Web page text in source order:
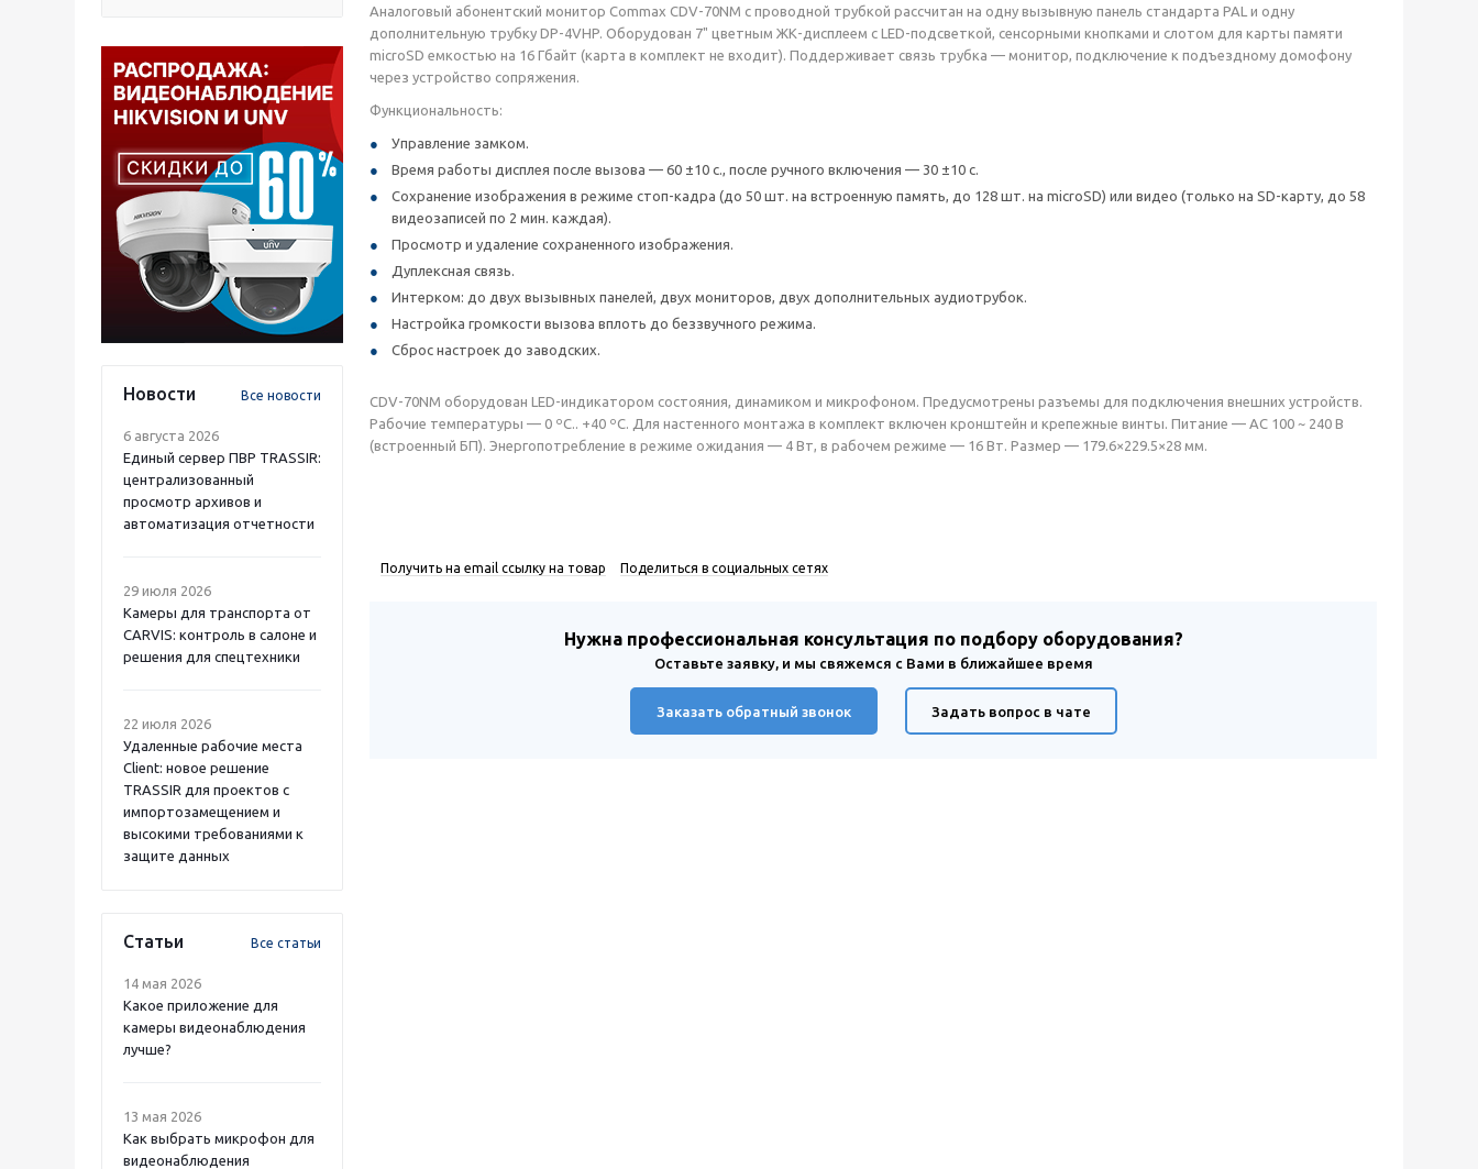
Новости Все новости
6 августа 2026
Единый сервер ПВР TRASSIR:
централизованный
просмотр архивов и
автоматизация отчетности
29 июля 2026
Камеры для транспорта от
CARVIS: контроль в салоне и
решения для спецтехники
22 июля 2026
Удаленные рабочие места
Client: новое решение
TRASSIR для проектов с
импортозамещением и
высокими требованиями к
защите данных
Статьи Все статьи
14 мая 2026
Какое приложение для
камеры видеонаблюдения
лучше?
13 мая 2026
Как выбрать микрофон для
видеонаблюдения
Аналоговый абонентский монитор Commax CDV-70NM с проводной трубкой рассчитан на одну вызывную панель стандарта PAL и одну
дополнительную трубку DP-4VHP. Оборудован 7" цветным ЖК-дисплеем с LED-подсветкой, сенсорными кнопками и слотом для карты памяти
microSD емкостью на 16 Гбайт (карта в комплект не входит). Поддерживает связь трубка — монитор, подключение к подъездному домофону
через устройство сопряжения.
Функциональность:
Управление замком.
Время работы дисплея после вызова — 60 ±10 с., после ручного включения — 30 ±10 с.
Сохранение изображения в режиме стоп-кадра (до 50 шт. на встроенную память, до 128 шт. на microSD) или видео (только на SD-карту, до 58
видеозаписей по 2 мин. каждая).
Просмотр и удаление сохраненного изображения.
Дуплексная связь.
Интерком: до двух вызывных панелей, двух мониторов, двух дополнительных аудиотрубок.
Настройка громкости вызова вплоть до беззвучного режима.
Сброс настроек до заводских.
CDV-70NM оборудован LED-индикатором состояния, динамиком и микрофоном. Предусмотрены разъемы для подключения внешних устройств.
Рабочие температуры — 0 ºС.. +40 ºС. Для настенного монтажа в комплект включен кронштейн и крепежные винты. Питание — AC 100 ~ 240 В
(встроенный БП). Энергопотребление в режиме ожидания — 4 Вт, в рабочем режиме — 16 Вт. Размер — 179.6×229.5×28 мм.
Получить на email ссылку на товар Поделиться в социальных сетях
Нужна профессиональная консультация по подбору оборудования?
Оставьте заявку, и мы свяжемся с Вами в ближайшее время
Заказать обратный звонок Задать вопрос в чате